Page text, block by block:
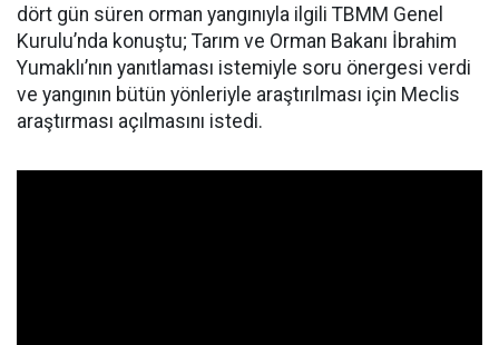
dört gün süren orman yangınıyla ilgili TBMM Genel
Kurulu’nda konuştu; Tarım ve Orman Bakanı İbrahim
Yumaklı’nın yanıtlaması istemiyle soru önergesi verdi
ve yangının bütün yönleriyle araştırılması için Meclis
araştırması açılmasını istedi.